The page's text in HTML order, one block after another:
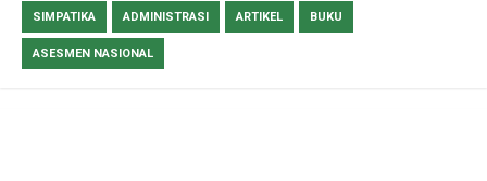
SIMPATIKA ADMINISTRASI ARTIKEL BUKU
ASESMEN NASIONAL